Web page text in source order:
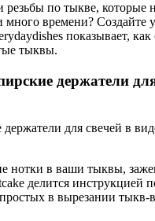
по тыкве, которые
времени? Создайте
показывает, как
тыквы.
держатели
нотки в ваши тыквы,
делится инструкцией
в вырезании тыкв-